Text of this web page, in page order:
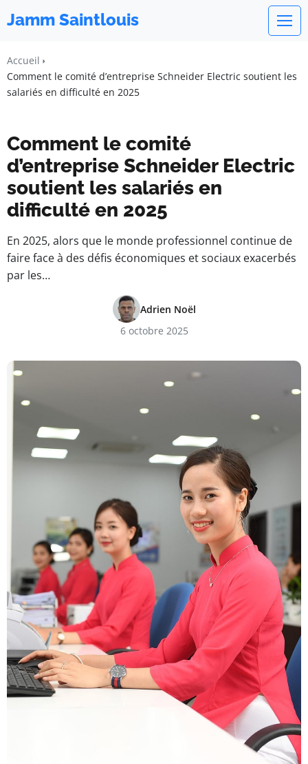
Jamm Saintlouis
Accueil
Comment le comité d’entreprise Schneider Electric soutient les
salariés en difficulté en 2025
Comment le comité
d’entreprise Schneider Electric
soutient les salariés en
difficulté en 2025
En 2025, alors que le monde professionnel continue de
faire face à des défis économiques et sociaux exacerbés
par les…
Adrien Noël
6 octobre 2025